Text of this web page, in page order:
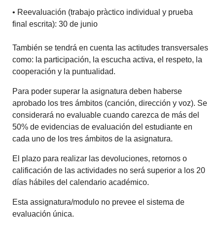
• Reevaluación (trabajo pràctico individual y prueba
final escrita): 30 de junio
También se tendrá en cuenta las actitudes transversales
como: la participación, la escucha activa, el respeto, la
cooperación y la puntualidad.
Para poder superar la asignatura deben haberse
aprobado los tres ámbitos (canción, dirección y voz). Se
considerará no evaluable cuando carezca de más del
50% de evidencias de evaluación del estudiante en
cada uno de los tres ámbitos de la asignatura.
El plazo para realizar las devoluciones, retornos o
calificación de las actividades no será superior a los 20
días hábiles del calendario académico.
Esta assignatura/modulo no prevee el sistema de
evaluación única.